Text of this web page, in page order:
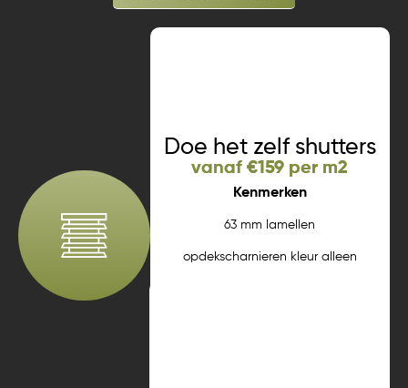
Doe het zelf shutters
vanaf €159 per m2
Kenmerken
63 mm lamellen
opdekscharnieren kleur alleen